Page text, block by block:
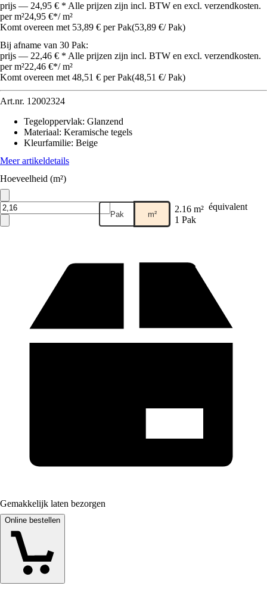
prijs — 24,95 € * Alle prijzen zijn incl. BTW en excl. verzendkosten.
per m²24,95 €*/ m²
Komt overeen met 53,89 € per Pak(53,89 €/ Pak)
Bij afname van 30 Pak:
prijs — 22,46 € * Alle prijzen zijn incl. BTW en excl. verzendkosten.
per m²22,46 €*/ m²
Komt overeen met 48,51 € per Pak(48,51 €/ Pak)
Art.nr. 12002324
Tegeloppervlak: Glanzend
Materiaal: Keramische tegels
Kleurfamilie: Beige
Meer artikeldetails
Hoeveelheid (m²)
Pak m² 2.16 m² équivalent
1 Pak
Gemakkelijk laten bezorgen
Online bestellen